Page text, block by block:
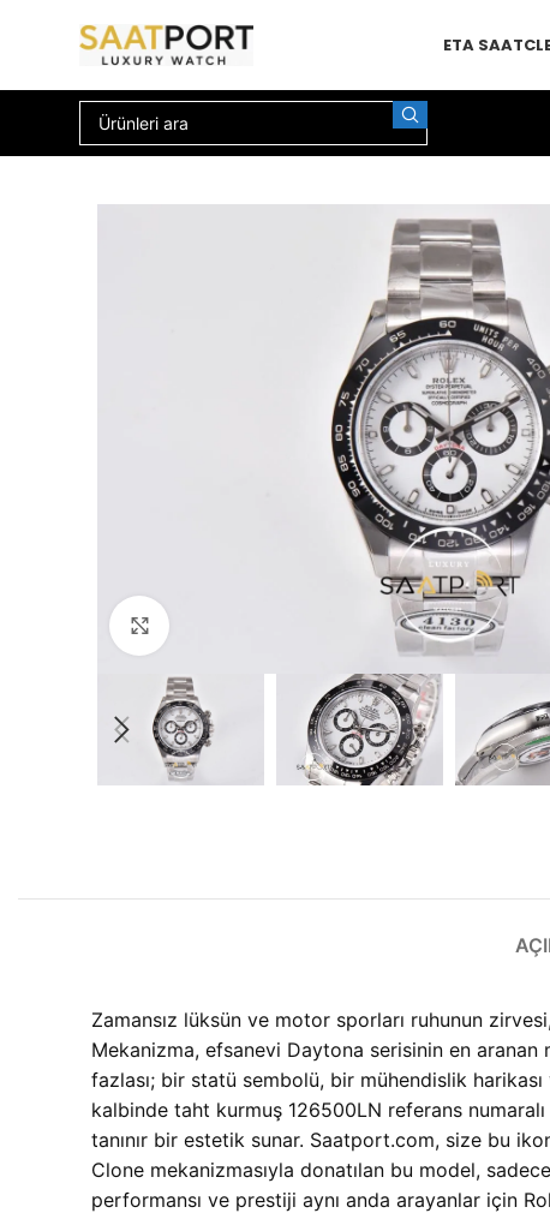
ETA SAAT
Zamansız lüksün ve motor sporları ruhunun
Mekanizma, efsanevi Daytona serisinin en
fazlası; bir statü sembolü, bir mühendislik harikası
kalbinde taht kurmuş 126500LN referans
tanınır bir estetik sunar. Saatport.com, size bu
Clone mekanizmasıyla donatılan bu model,
performansı ve prestiji aynı anda arayanlar için